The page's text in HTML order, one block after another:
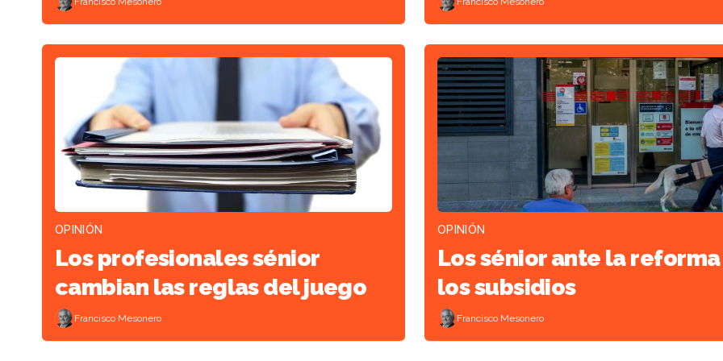
OPINIÓN
Los profesionales sénior
cambian las reglas del juego
Francisco Mesonero
OPINIÓN
Los sénior ante la
los subsidios
Francisco Mesonero